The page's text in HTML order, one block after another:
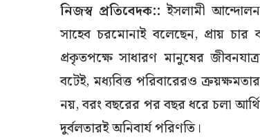
নিজস্ব প্রতিবেদক:: ইসলামী
সাহেব চরমোনাই বলেছেন, প্রায়
প্রকৃতপক্ষে সাধারণ মানুষের
বটেই, মধ্যবিত্ত পরিবারেরও
নয়, বরং বছরের পর বছর ধরে চলা
দুর্বলতারই অনিবার্য পরিণতি।